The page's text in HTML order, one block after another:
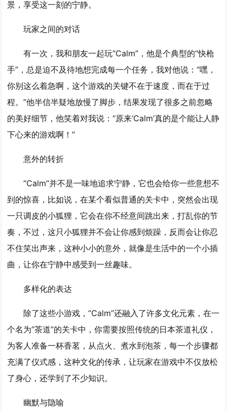
景，享受这一刻的宁静。
玩家之间的对话
有一次，我和朋友一起玩“Calm”，他是个典型的“快枪
手”，总是迫不及待地想完成每一个任务，我对他说：“嘿，
你别这么着急啊，这个游戏的关键不在于速度，而在于过
程。”他半信半疑地放慢了脚步，结果发现了很多之前忽略
的美好细节，他笑着对我说：“原来‘Calm’真的是个能让人静
下心来的游戏啊！”
意外的转折
“Calm”并不是一味地追求宁静，它也会给你一些意想不
到的惊喜，比如说，在某个看似普通的关卡中，突然会出现
一只调皮的小狐狸，它会在你不经意间跳出来，打乱你的节
奏，不过，这只小狐狸并不会让你感到烦躁，反而会让你忍
不住笑出声来，这种小小的意外，就像是生活中的一个小插
曲，让你在宁静中感受到一丝趣味。
多样化的表达
除了这些小游戏，“Calm”还融入了许多文化元素，在一
个名为“茶道”的关卡中，你需要按照传统的日本茶道礼仪，
为客人准备一杯香茗，从点火、煮水到泡茶，每一个步骤都
充满了仪式感，这种文化的传承，让玩家在游戏中不仅放松
了身心，还学到了不少知识。
幽默与隐喻